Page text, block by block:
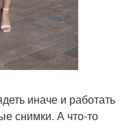
иначе и работать
снимки. А что-то